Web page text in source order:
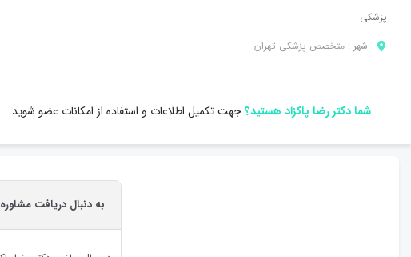
پزشکی
شهر : متخصص پزشکی تهران
شما دکتر رضا پاکزاد هستید؟جهت تکمیل اطلاعات و استفاده از امکانات عضو شوید.
به دنبال دریافت